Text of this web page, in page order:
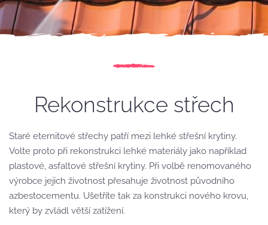
Rekonstrukce střech
Staré eternitové střechy patří mezi lehké střešní krytiny.
Volte proto při rekonstrukci lehké materiály jako například
plastové, asfaltové střešní krytiny. Při volbě renomovaného
výrobce jejich životnost přesahuje životnost původního
azbestocementu. Ušetříte tak za konstrukci nového krovu,
který by zvládl větší zatížení.